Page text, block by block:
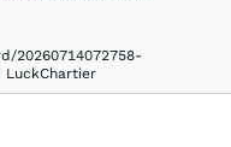
20260714072758-
LuckChartier